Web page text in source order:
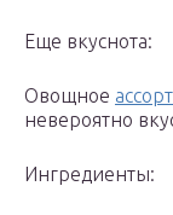
Еще вкуснота:
Овощное
невероятно
Ингредиенты: